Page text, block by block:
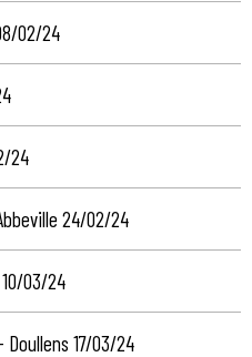
02/24
24
24/02/24
10/03/24
Doullens 17/03/24